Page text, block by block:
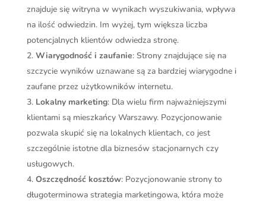
znajduje się witryna w wynikach wyszukiwania, wpływa
na ilość odwiedzin. Im wyżej, tym większa liczba
potencjalnych klientów odwiedza stronę.
Wiarygodność i zaufanie: Strony znajdujące się na
szczycie wyników uznawane są za bardziej wiarygodne i
zaufane przez użytkowników internetu.
Lokalny marketing: Dla wielu firm najważniejszymi
klientami są mieszkańcy Warszawy. Pozycjonowanie
pozwala skupić się na lokalnych klientach, co jest
szczególnie istotne dla biznesów stacjonarnych czy
usługowych.
Oszczędność kosztów: Pozycjonowanie strony to
długoterminowa strategia marketingowa, która może